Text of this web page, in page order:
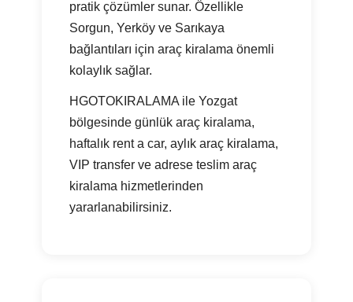
pratik çözümler sunar. Özellikle
Sorgun, Yerköy ve Sarıkaya
bağlantıları için araç kiralama önemli
kolaylık sağlar.
HGOTOKIRALAMA ile Yozgat
bölgesinde günlük araç kiralama,
haftalık rent a car, aylık araç kiralama,
VIP transfer ve adrese teslim araç
kiralama hizmetlerinden
yararlanabilirsiniz.